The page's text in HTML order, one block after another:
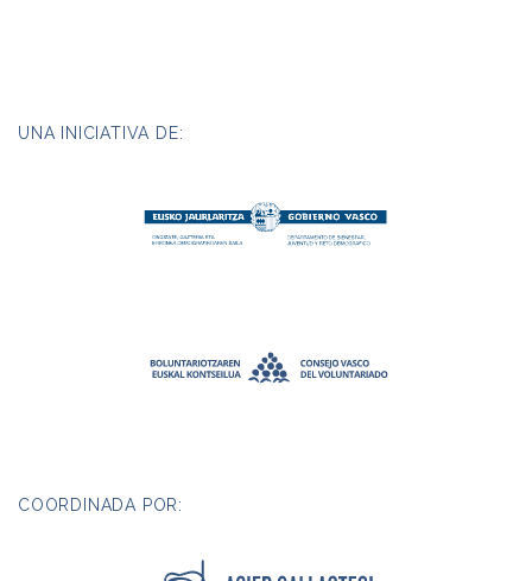
UNA INICIATIVA DE:
COORDINADA POR: